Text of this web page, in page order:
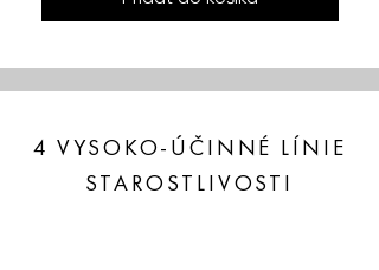
4 VYSOKO-ÚČINNÉ LÍNIE
STAROSTLIVOSTI